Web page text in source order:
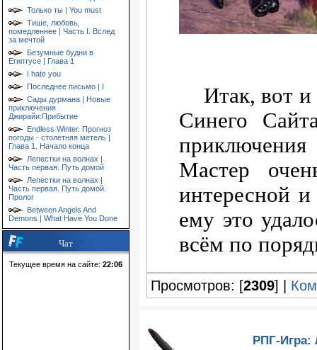
Только ты | You must
Тише, любовь,
помедленнее | Часть I. Вслед
за мечтой
Безумные будни в
Египтусе | Глава 1
I hate you
Последнее письмо | I
Сады дурмана | Новые
приключения
Джирайи:Прибытие
Endless Winter. Прогноз
погоды - столетняя метель |
Глава 1. Начало конца
Лепестки на волнах |
Часть первая. Путь домой
Лепестки на волнах |
Часть первая. Путь домой.
Пролог
Between Angels And
Demons | What Have You Done
Чат
Текущее время на сайте: 22:06
Итак, вот
Синего
Мастер
интересной
ему это
всём по
Просмотров: [2309] |
РПГ-Игра: